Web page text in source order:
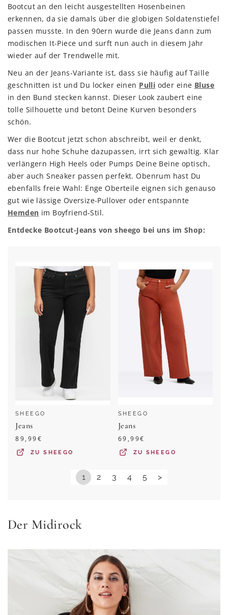
Bootcut an den leicht ausgestellten Hosenbeinen
erkennen, da sie damals über die globigen Soldatenstiefel
passen musste. In den 90ern wurde die Jeans dann zum
modischen It-Piece und surft nun auch in diesem Jahr
wieder auf der Trendwelle mit.
Neu an der Jeans-Variante ist, dass sie häufig auf Taille
geschnitten ist und Du locker einen Pulli oder eine Bluse
in den Bund stecken kannst. Dieser Look zaubert eine
tolle Silhouette und betont Deine Kurven besonders
schön.
Wer die Bootcut jetzt schon abschreibt, weil er denkt,
dass nur hohe Schuhe dazupassen, irrt sich gewaltig. Klar
verlängern High Heels oder Pumps Deine Beine optisch,
aber auch Sneaker passen perfekt. Obenrum hast Du
ebenfalls freie Wahl: Enge Oberteile eignen sich genauso
gut wie lässige Oversize-Pullover oder entspannte
Hemden im Boyfriend-Stil.
Entdecke Bootcut-Jeans von sheego bei uns im Shop:
SHEEGO
Jeans
89,99€
ZUSHEEGO
SHEEGO
Jeans
69,99€
ZU SHEEGO
1 2 3 4 5 >
Der Midirock